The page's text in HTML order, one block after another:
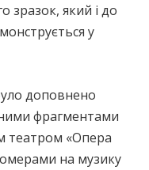
зразок, який і до
у
доповнено
фрагментами
театром «Опера
на музику